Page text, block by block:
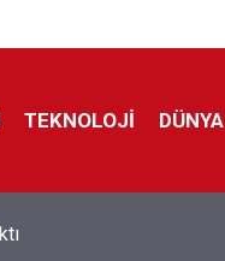
TEKNOLOJİ DÜNYA